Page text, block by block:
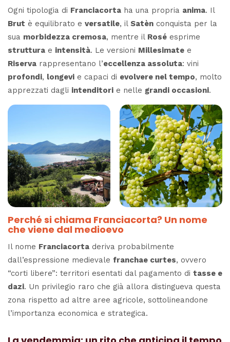
Ogni tipologia di Franciacorta ha una propria anima. Il
Brut è equilibrato e versatile, il Satèn conquista per la
sua morbidezza cremosa, mentre il Rosé esprime
struttura e intensità. Le versioni Millesimate e
Riserva rappresentano l’eccellenza assoluta: vini
profondi, longevi e capaci di evolvere nel tempo, molto
apprezzati dagli intenditori e nelle grandi occasioni.
Perché si chiama Franciacorta? Un nome
che viene dal medioevo
Il nome Franciacorta deriva probabilmente
dall’espressione medievale franchae curtes, ovvero
“corti libere”: territori esentati dal pagamento di tasse e
dazi. Un privilegio raro che già allora distingueva questa
zona rispetto ad altre aree agricole, sottolineandone
l’importanza economica e strategica.